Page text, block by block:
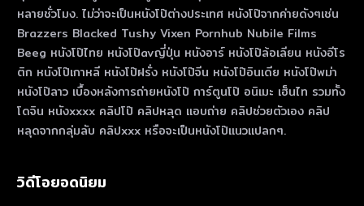
หลายชั่วโมง. ไม่ว่าจะเป็นหนังโป๊ต่างประเทศ หนังโป๊จากค่ายดังๆเช่น
Brazzers Blacked Tushy Vixen Pornhub Nubile Films
Beeg หนังโป๊ไทย หนังโป๊avญี่ปุ่น หนังอาร์ หนังโป๊ล้อเลียน หนังอีโร
ติก หนังโป๊เกาหลี หนังโป๊ฝรั่ง หนังโป๊จีน หนังโป๊อินเดีย หนังโป๊พม่า
หนังโป๊ลาว เบื้องหลังการถ่ายหนังโป๊ การ์ตูนโป๊ อนิเมะ เฮ็นไท รวมทั้ง
โดจิน หนังxxxx คลิปโป๊ คลิปหลุด แอบถ่าย คลิปช่วยตัวเอง คลิป
หลุดจากกลุ่มลับ คลิปxxx หรือจะเป็นหนังโป๊แนวแปลกๆ.
วิดีโอยอดนิยม